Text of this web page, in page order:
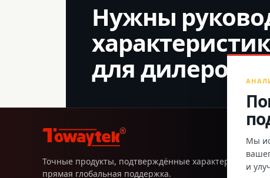
Нужны
для дилеров?
®
Точные продукты, подтверждённые характеристики и
прямая глобальная поддержка.
Мы
и